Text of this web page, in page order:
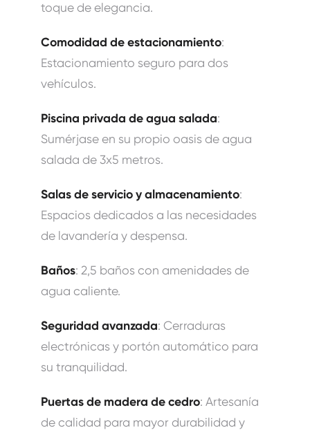
toque de elegancia.
Comodidad de estacionamiento:
Estacionamiento seguro para dos
vehículos.
Piscina privada de agua salada:
Sumérjase en su propio oasis de agua
salada de 3x5 metros.
Salas de servicio y almacenamiento:
Espacios dedicados a las necesidades
de lavandería y despensa.
Baños: 2,5 baños con amenidades de
agua caliente.
Seguridad avanzada: Cerraduras
electrónicas y portón automático para
su tranquilidad.
Puertas de madera de cedro: Artesanía
de calidad para mayor durabilidad y